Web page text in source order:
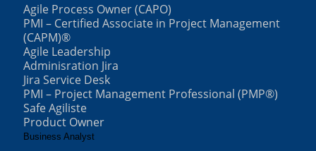
Agile Process Owner (CAPO)
PMI – Certified Associate in Project Management
(CAPM)®
Agile Leadership
Adminisration Jira
Jira Service Desk
PMI – Project Management Professional (PMP®)
Safe Agiliste
Product Owner
Business Analyst